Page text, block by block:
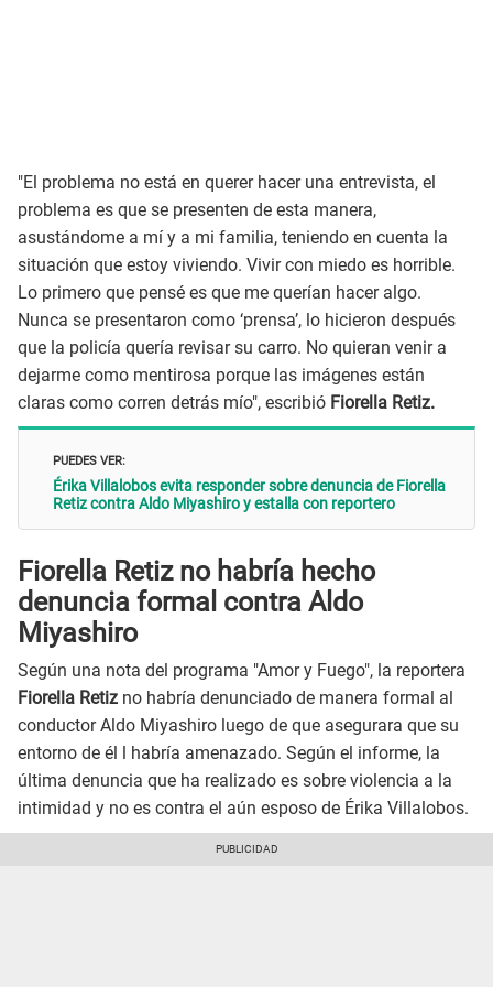
"El problema no está en querer hacer una entrevista, el
problema es que se presenten de esta manera,
asustándome a mí y a mi familia, teniendo en cuenta la
situación que estoy viviendo. Vivir con miedo es horrible.
Lo primero que pensé es que me querían hacer algo.
Nunca se presentaron como ‘prensa’, lo hicieron después
que la policía quería revisar su carro. No quieran venir a
dejarme como mentirosa porque las imágenes están
claras como corren detrás mío", escribió Fiorella Retiz.
PUEDES VER:
Érika Villalobos evita responder sobre denuncia de Fiorella
Retiz contra Aldo Miyashiro y estalla con reportero
Fiorella Retiz no habría hecho
denuncia formal contra Aldo
Miyashiro
Según una nota del programa "Amor y Fuego", la reportera
Fiorella Retiz no habría denunciado de manera formal al
conductor Aldo Miyashiro luego de que asegurara que su
entorno de él l habría amenazado. Según el informe, la
última denuncia que ha realizado es sobre violencia a la
intimidad y no es contra el aún esposo de Érika Villalobos.